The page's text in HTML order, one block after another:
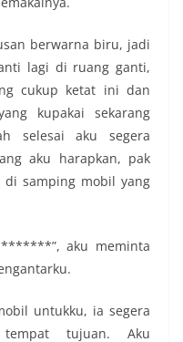
berwarna biru, jadi
lagi di ruang ganti,
cukup ketat ini dan
kupakai sekarang
selesai aku segera
aku harapkan, pak
samping mobil yang
*******”, aku meminta
untukku, ia segera
tujuan. Aku